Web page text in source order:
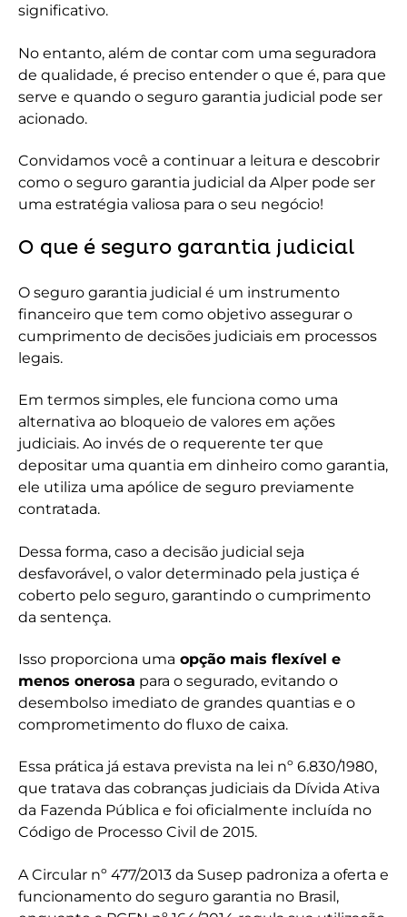
significativo.
No entanto, além de contar com uma seguradora
de qualidade, é preciso entender o que é, para que
serve e quando o seguro garantia judicial pode ser
acionado.
Convidamos você a continuar a leitura e descobrir
como o seguro garantia judicial da Alper pode ser
uma estratégia valiosa para o seu negócio!
O que é seguro garantia judicial
O seguro garantia judicial é um instrumento
financeiro que tem como objetivo assegurar o
cumprimento de decisões judiciais em processos
legais.
Em termos simples, ele funciona como uma
alternativa ao bloqueio de valores em ações
judiciais. Ao invés de o requerente ter que
depositar uma quantia em dinheiro como garantia,
ele utiliza uma apólice de seguro previamente
contratada.
Dessa forma, caso a decisão judicial seja
desfavorável, o valor determinado pela justiça é
coberto pelo seguro, garantindo o cumprimento
da sentença.
Isso proporciona uma opção mais flexível e
menos onerosa para o segurado, evitando o
desembolso imediato de grandes quantias e o
comprometimento do fluxo de caixa.
Essa prática já estava prevista na lei nº 6.830/1980,
que tratava das cobranças judiciais da Dívida Ativa
da Fazenda Pública e foi oficialmente incluída no
Código de Processo Civil de 2015.
A Circular nº 477/2013 da Susep padroniza a oferta e
funcionamento do seguro garantia no Brasil,